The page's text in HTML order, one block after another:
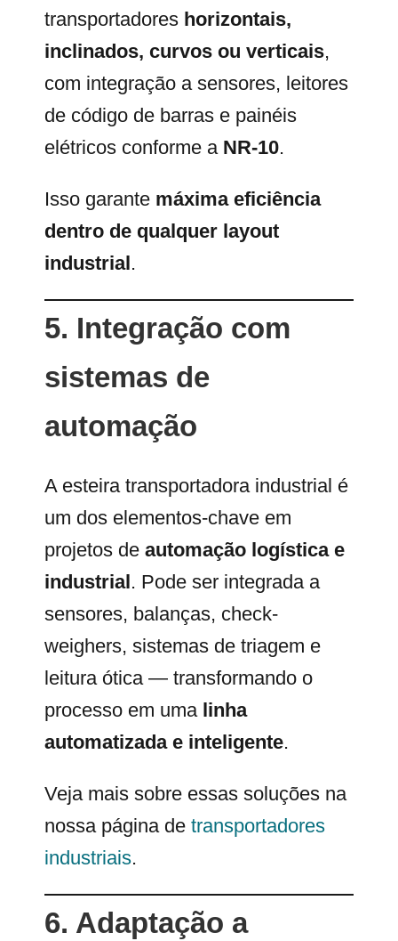
transportadores horizontais,
inclinados, curvos ou verticais,
com integração a sensores, leitores
de código de barras e painéis
elétricos conforme a NR-10.
Isso garante máxima eficiência
dentro de qualquer layout
industrial.
5. Integração com
sistemas de
automação
A esteira transportadora industrial é
um dos elementos-chave em
projetos de automação logística e
industrial. Pode ser integrada a
sensores, balanças, check-
weighers, sistemas de triagem e
leitura ótica — transformando o
processo em uma linha
automatizada e inteligente.
Veja mais sobre essas soluções na
nossa página de transportadores
industriais.
6. Adaptação a